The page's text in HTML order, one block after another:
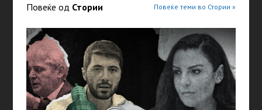
Повеќе од Стории Повеќе теми во Стории »